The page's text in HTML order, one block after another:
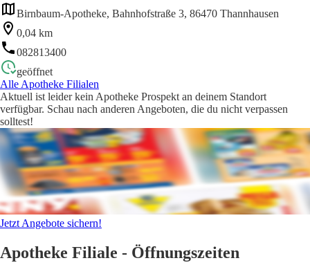
Birnbaum-Apotheke, Bahnhofstraße 3, 86470 Thannhausen
0,04 km
082813400
geöffnet
Alle Apotheke Filialen
Aktuell ist leider kein Apotheke Prospekt an deinem Standort
verfügbar. Schau nach anderen Angeboten, die du nicht verpassen
solltest!
Jetzt Angebote sichern!
Apotheke Filiale - Öffnungszeiten